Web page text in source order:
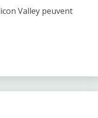
Valley peuvent